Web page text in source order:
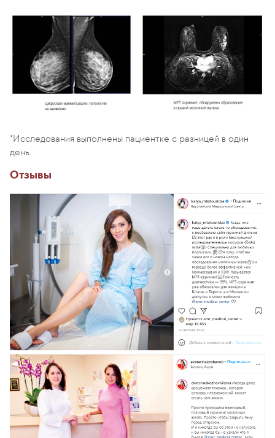
*Исследования выполнены пациентке с разницей в один
день.
Отзывы